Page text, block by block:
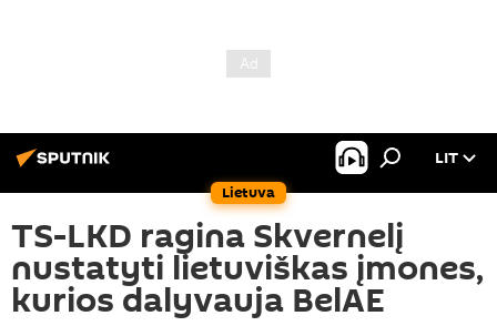
Lietuva
LIT
TS-LKD ragina Skvernelį
nustatyti lietuviškas įmones,
kurios dalyvauja BelAE